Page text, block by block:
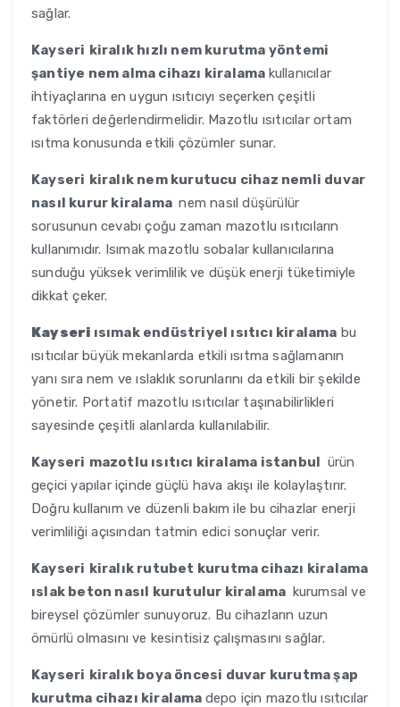
sağlar.
Kayseri kiralık hızlı nem kurutma yöntemi
şantiye nem alma cihazı kiralama kullanıcılar
ihtiyaçlarına en uygun ısıtıcıyı seçerken çeşitli
faktörleri değerlendirmelidir. Mazotlu ısıtıcılar ortam
ısıtma konusunda etkili çözümler sunar.
Kayseri kiralık nem kurutucu cihaz nemli duvar
nasıl kurur kiralama nem nasıl düşürülür
sorusunun cevabı çoğu zaman mazotlu ısıtıcıların
kullanımıdır. Isımak mazotlu sobalar kullanıcılarına
sunduğu yüksek verimlilik ve düşük enerji tüketimiyle
dikkat çeker.
Kayseri ısımak endüstriyel ısıtıcı kiralama bu
ısıtıcılar büyük mekanlarda etkili ısıtma sağlamanın
yanı sıra nem ve ıslaklık sorunlarını da etkili bir şekilde
yönetir. Portatif mazotlu ısıtıcılar taşınabilirlikleri
sayesinde çeşitli alanlarda kullanılabilir.
Kayseri mazotlu ısıtıcı kiralama istanbul ürün
geçici yapılar içinde güçlü hava akışı ile kolaylaştırır.
Doğru kullanım ve düzenli bakım ile bu cihazlar enerji
verimliliği açısından tatmin edici sonuçlar verir.
Kayseri kiralık rutubet kurutma cihazı kiralama
ıslak beton nasıl kurutulur kiralama kurumsal ve
bireysel çözümler sunuyoruz. Bu cihazların uzun
ömürlü olmasını ve kesintisiz çalışmasını sağlar.
Kayseri kiralık boya öncesi duvar kurutma şap
kurutma cihazı kiralama depo için mazotlu ısıtıcılar